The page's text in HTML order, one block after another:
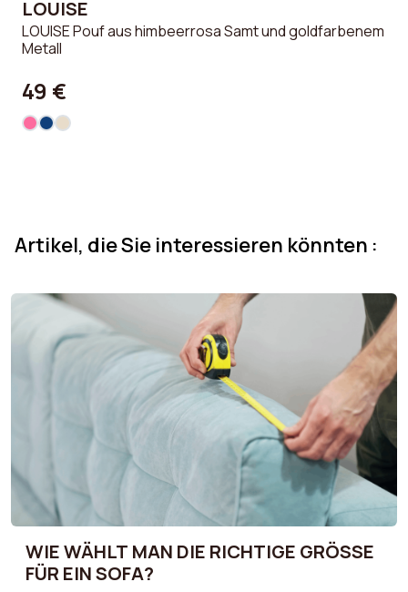
LOUISE
LOUISE Pouf aus himbeerrosa Samt und goldfarbenem
Metall
49 €
Artikel, die Sie interessieren könnten :
WIE WÄHLT MAN DIE RICHTIGE GRÖSSE F
ÜR EIN SOFA?